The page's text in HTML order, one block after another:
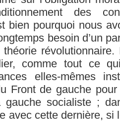
des
bien pourquoi nous
besoin d’un
comme tout ce
elles-mêmes
Front de gauche
socialiste ;
avec cette dernière, si